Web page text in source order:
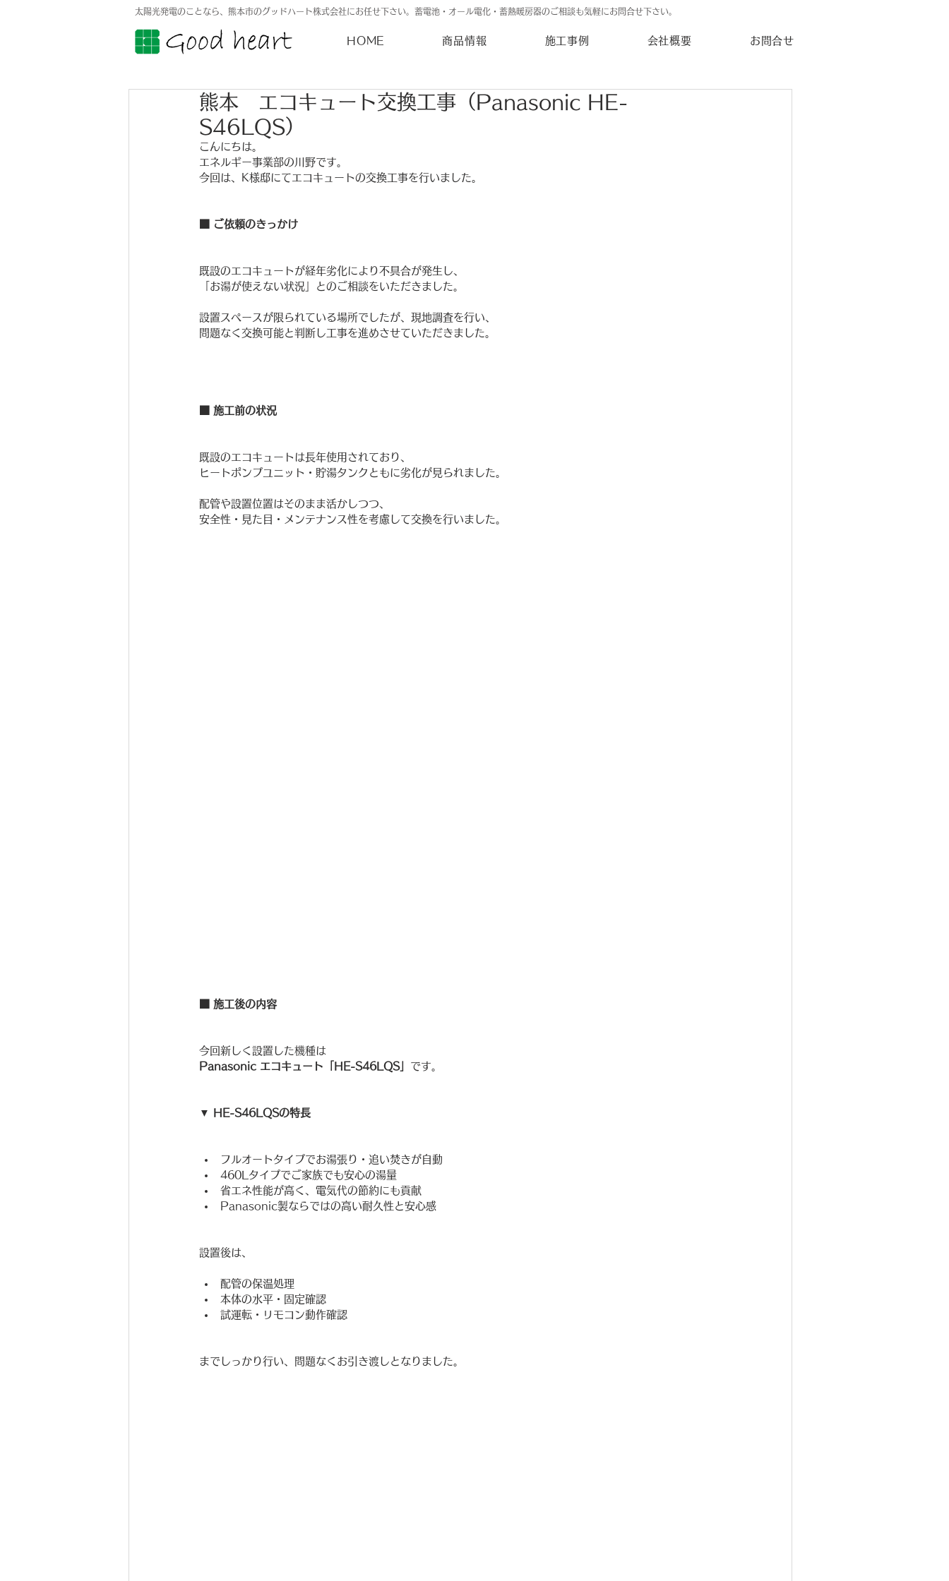
太陽光発電のことなら、熊本市のグッドハート株式会社にお任せ下さい。蓄電池・オール電化・蓄熱暖房器のご相談も気軽にお問合せ下さい。
HOME 商品情報 施工事例 会社概要 お問合せ
熊本 エコキュート交換工事（Panasonic HE-
S46LQS）
こんにちは。
エネルギー事業部の川野です。
今回は、K様邸にてエコキュートの交換工事を行いました。
■ ご依頼のきっかけ
既設のエコキュートが経年劣化により不具合が発生し、
「お湯が使えない状況」とのご相談をいただきました。
設置スペースが限られている場所でしたが、現地調査を行い、
問題なく交換可能と判断し工事を進めさせていただきました。
■ 施工前の状況
既設のエコキュートは長年使用されており、
ヒートポンプユニット・貯湯タンクともに劣化が見られました。
配管や設置位置はそのまま活かしつつ、
安全性・見た目・メンテナンス性を考慮して交換を行いました。
■ 施工後の内容
今回新しく設置した機種は
Panasonic エコキュート「HE-S46LQS」 です。
▼ HE-S46LQSの特長
フルオートタイプでお湯張り・追い焚きが自動
460Lタイプでご家族でも安心の湯量
省エネ性能が高く、電気代の節約にも貢献
Panasonic製ならではの高い耐久性と安心感
設置後は、
配管の保温処理
本体の水平・固定確認
試運転・リモコン動作確認
までしっかり行い、問題なくお引き渡しとなりました。